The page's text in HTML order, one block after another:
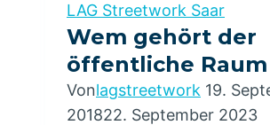
LAG Streetwork Saar
Wem gehört der
öffentliche Raum
Vonlagstreetwork 19.
201822. September 2023